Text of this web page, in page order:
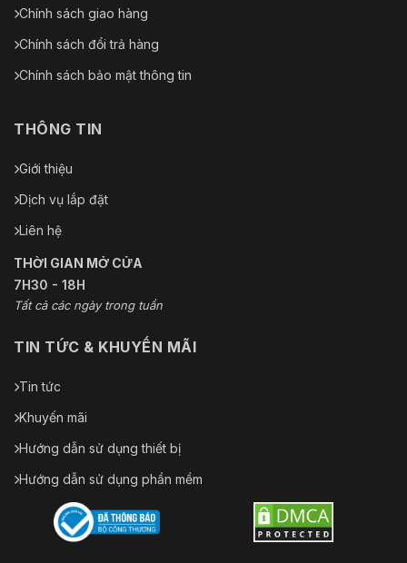
Chính sách giao hàng
Chính sách đổi trả hàng
Chính sách bảo mật thông tin
THÔNG TIN
Giới thiệu
Dịch vụ lắp đặt
Liên hệ
THỜI GIAN MỞ CỬA
7H30 - 18H
Tất cả các ngày trong tuần
TIN TỨC & KHUYẾN MÃI
Tin tức
Khuyến mãi
Hướng dẫn sử dụng thiết bị
Hướng dẫn sử dụng phần mềm